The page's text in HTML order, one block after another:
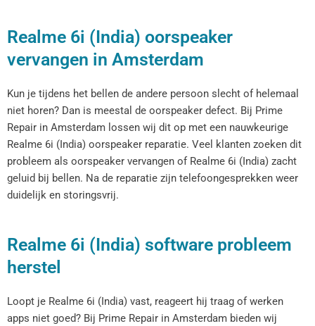
Realme 6i (India) oorspeaker
vervangen in Amsterdam
Kun je tijdens het bellen de andere persoon slecht of helemaal
niet horen? Dan is meestal de oorspeaker defect. Bij Prime
Repair in Amsterdam lossen wij dit op met een nauwkeurige
Realme 6i (India) oorspeaker reparatie. Veel klanten zoeken dit
probleem als oorspeaker vervangen of Realme 6i (India) zacht
geluid bij bellen. Na de reparatie zijn telefoongesprekken weer
duidelijk en storingsvrij.
Realme 6i (India) software probleem
herstel
Loopt je Realme 6i (India) vast, reageert hij traag of werken
apps niet goed? Bij Prime Repair in Amsterdam bieden wij